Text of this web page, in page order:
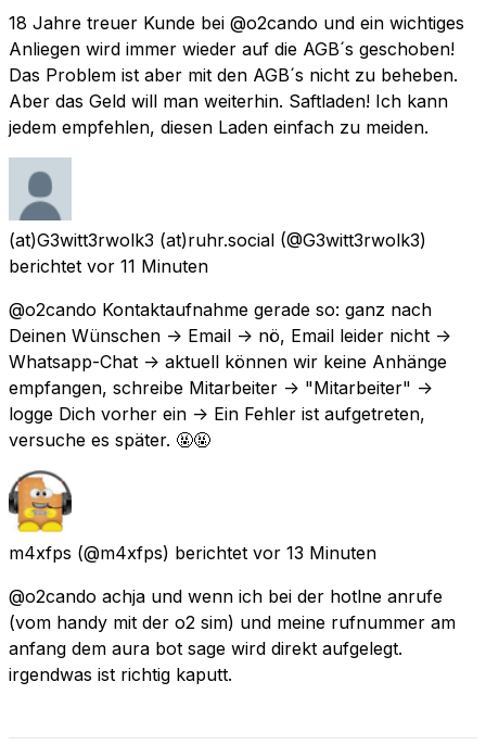
18 Jahre treuer Kunde bei @o2cando und ein wichtiges
Anliegen wird immer wieder auf die AGB´s geschoben!
Das Problem ist aber mit den AGB´s nicht zu beheben.
Aber das Geld will man weiterhin. Saftladen! Ich kann
jedem empfehlen, diesen Laden einfach zu meiden.
(at)G3witt3rwolk3 (at)ruhr.social (@G3witt3rwolk3)
berichtet vor 11 Minuten
@o2cando Kontaktaufnahme gerade so: ganz nach
Deinen Wünschen -> Email -> nö, Email leider nicht ->
Whatsapp-Chat -> aktuell können wir keine Anhänge
empfangen, schreibe Mitarbeiter -> "Mitarbeiter" ->
logge Dich vorher ein -> Ein Fehler ist aufgetreten,
versuche es später. 🤬🤬
m4xfps (@m4xfps) berichtet vor 13 Minuten
@o2cando achja und wenn ich bei der hotlne anrufe
(vom handy mit der o2 sim) und meine rufnummer am
anfang dem aura bot sage wird direkt aufgelegt.
irgendwas ist richtig kaputt.